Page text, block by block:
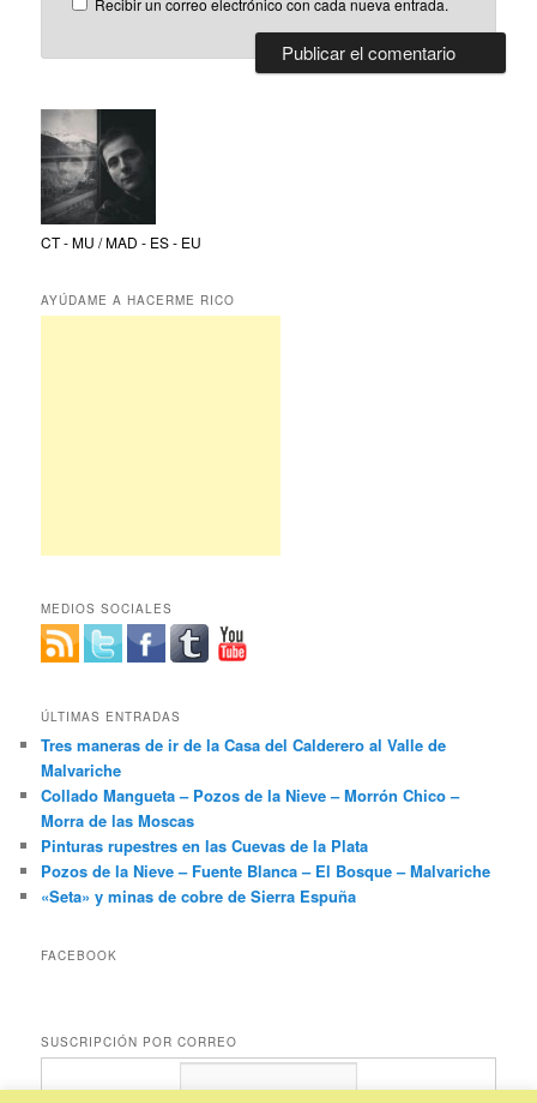
CT - MU / MAD - ES - EU
AYÚDAME A HACERME RICO
MEDIOS SOCIALES
ÚLTIMAS ENTRADAS
Tres maneras de ir de la Casa del Calderero al Valle de
Malvariche
Collado Mangueta – Pozos de la Nieve – Morrón Chico –
Morra de las Moscas
Pinturas rupestres en las Cuevas de la Plata
Pozos de la Nieve – Fuente Blanca – El Bosque – Malvariche
«Seta» y minas de cobre de Sierra Espuña
FACEBOOK
SUSCRIPCIÓN POR CORREO